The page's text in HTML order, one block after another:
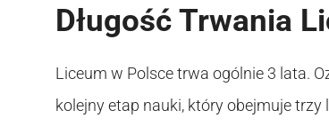
Długość Trwania
Liceum w Polsce trwa ogólnie 3 lata.
kolejny etap nauki, który obejmuje